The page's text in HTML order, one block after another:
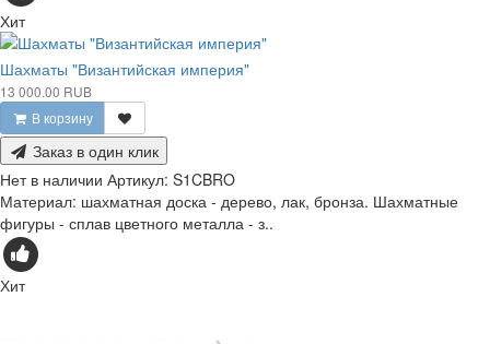
Хит
Шахматы "Византийская империя"
13 000.00 RUB
В корзину
Заказ в один клик
Нет в наличии Артикул: S1CBRO
Материал: шахматная доска - дерево, лак, бронза. Шахматные
фигуры - сплав цветного металла - з..
Хит